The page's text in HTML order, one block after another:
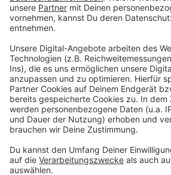
funktioniert das?
Anzeige
Ein Bürgerbegehren muss ein
Kommune betreffen. Angenommen,
ein Schwimmbad schließen und du
kannst du einen Antrag stellen,
sammeln und wenn du genügend
Thema beschäftigen. Bist du dann
zufrieden, kannst du einen